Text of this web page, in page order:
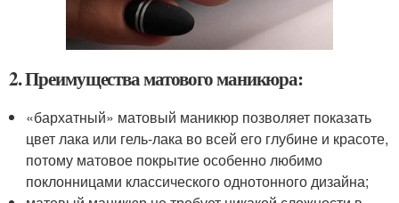
2. Преимущества матового маникюра:
«бархатный» матовый маникюр позволяет показать
цвет лака или гель-лака во всей его глубине и красоте,
потому матовое покрытие особенно любимо
поклонницами классического однотонного дизайна;